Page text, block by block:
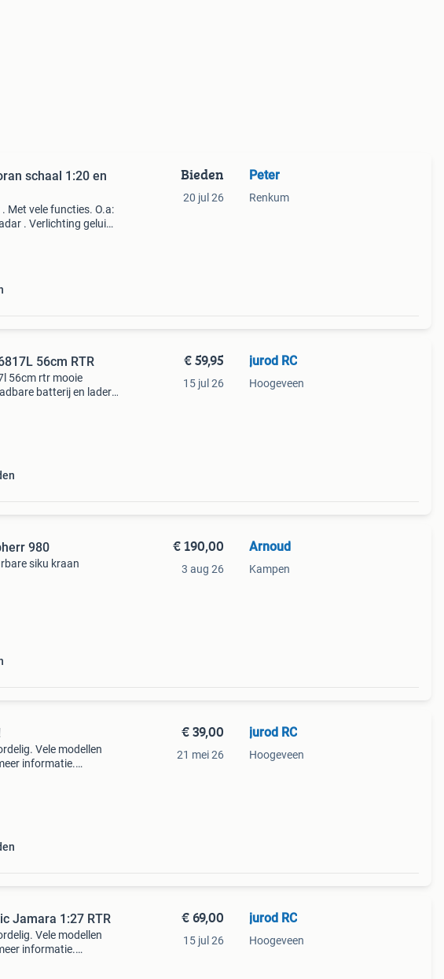
schaal 1:20 en
Met vele functies. O.a:
. Verlichting geluid
Bieden
20 jul 26
Peter
Renkum
56cm RTR
56cm rtr mooie
batterij en lader.
€ 59,95
15 jul 26
jurod RC
Hoogeveen
980
siku kraan
€ 190,00
3 aug 26
Arnoud
Kampen
Vele modellen
informatie.
€ 39,00
21 mei 26
jurod RC
Hoogeveen
Jamara 1:27 RTR
Vele modellen
informatie.
€ 69,00
15 jul 26
jurod RC
Hoogeveen